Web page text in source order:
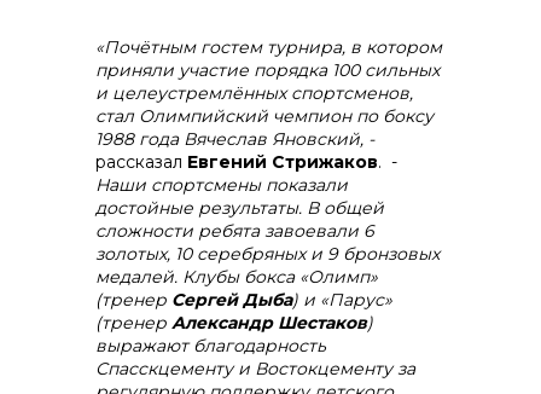
«Почётным гостем турнира, в котором
приняли участие порядка 100 сильных
и целеустремлённых спортсменов,
стал Олимпийский чемпион по боксу
1988 года Вячеслав Яновский, -
рассказал Евгений Стрижаков. -
Наши спортсмены показали
достойные результаты. В общей
сложности ребята завоевали 6
золотых, 10 серебряных и 9 бронзовых
медалей. Клубы бокса «Олимп»
(тренер Сергей Дыба) и «Парус»
(тренер Александр Шестаков)
выражают благодарность
Спасскцементу и Востокцементу за